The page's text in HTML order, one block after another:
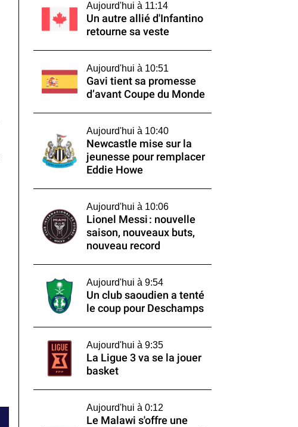
Aujourd'hui à 11:14
Un autre allié d'Infantino
retourne sa veste
Aujourd'hui à 10:51
Gavi tient sa promesse
d’avant Coupe du Monde
Aujourd'hui à 10:40
Newcastle mise sur la
jeunesse pour remplacer
Eddie Howe
Aujourd'hui à 10:06
Lionel Messi : nouvelle
saison, nouveaux buts,
nouveau record
Aujourd'hui à 9:54
Un club saoudien a tenté
le coup pour Deschamps
Aujourd'hui à 9:35
La Ligue 3 va se la jouer
basket
Aujourd'hui à 0:12
Le Malawi s'offre une